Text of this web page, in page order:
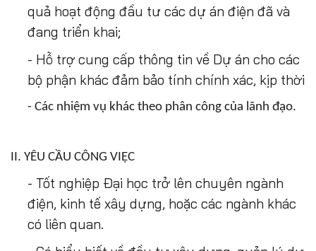
quả hoạt động đầu tư các dự án điện đã và
đang triển khai;
- Hỗ trợ cung cấp thông tin về Dự án cho các
bộ phận khác đảm bảo tính chính xác, kịp thời
- Các nhiệm vụ khác theo phân công của lãnh đạo.
II. YÊU CẦU CÔNG VIỆC
- Tốt nghiệp Đại học trở lên chuyên ngành
điện, kinh tế xây dựng, hoặc các ngành khác
có liên quan.